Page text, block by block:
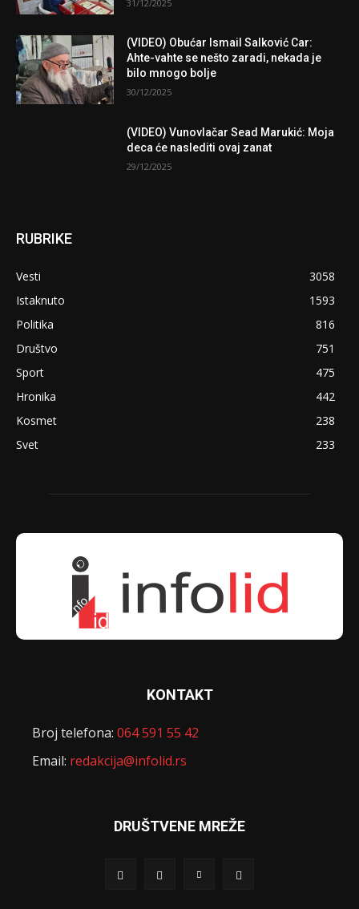
31/12/2025
(VIDEO) Obućar Ismail Salković Car:
Ahte-vahte se nešto zaradi, nekada je
bilo mnogo bolje
30/12/2025
(VIDEO) Vunovlačar Sead Marukić: Moja
deca će naslediti ovaj zanat
29/12/2025
RUBRIKE
Vesti
3058
Istaknuto
1593
Politika
816
Društvo
751
Sport
475
Hronika
442
Kosmet
238
Svet
233
KONTAKT
Broj telefona: 064 591 55 42
Email: redakcija@infolid.rs
DRUŠTVENE MREŽE